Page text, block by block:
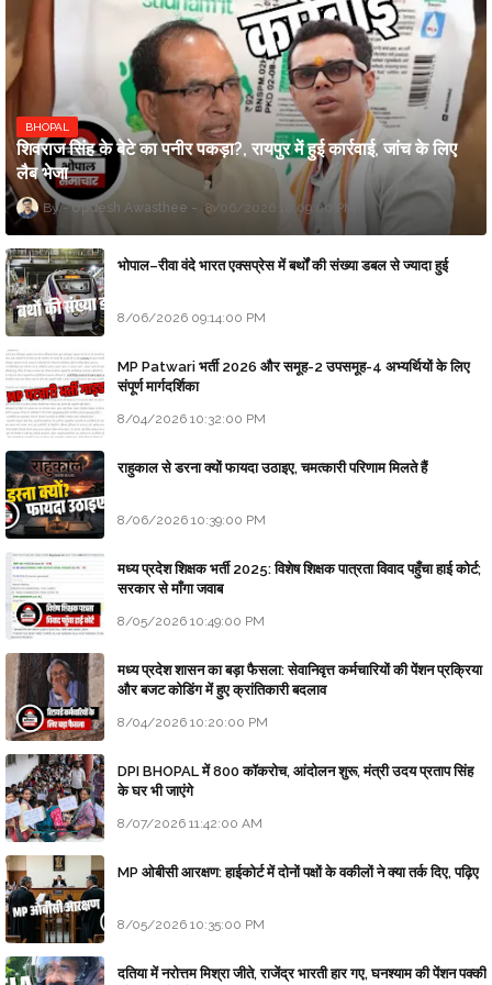
BHOPAL
शिवराज सिंह के बेटे का पनीर पकड़ा?, रायपुर में हुई कार्रवाई, जांच के लिए
लैब भेजा
Updesh Awasthee 8/06/2026 10:09:00 PM
भोपाल–रीवा वंदे भारत एक्सप्रेस में बर्थों की संख्या डबल से ज्यादा हुई
8/06/2026 09:14:00 PM
MP Patwari भर्ती 2026 और समूह-2 उपसमूह-4 अभ्यर्थियों के लिए
संपूर्ण मार्गदर्शिका
8/04/2026 10:32:00 PM
राहुकाल से डरना क्यों फायदा उठाइए, चमत्कारी परिणाम मिलते हैं
8/06/2026 10:39:00 PM
मध्य प्रदेश शिक्षक भर्ती 2025: विशेष शिक्षक पात्रता विवाद पहुँचा हाई कोर्ट;
सरकार से माँगा जवाब
8/05/2026 10:49:00 PM
मध्य प्रदेश शासन का बड़ा फैसला: सेवानिवृत्त कर्मचारियों की पेंशन प्रक्रिया
और बजट कोडिंग में हुए क्रांतिकारी बदलाव
8/04/2026 10:20:00 PM
DPI BHOPAL में 800 कॉकरोच, आंदोलन शुरू, मंत्री उदय प्रताप सिंह
के घर भी जाएंगे
8/07/2026 11:42:00 AM
MP ओबीसी आरक्षण: हाईकोर्ट में दोनों पक्षों के वकीलों ने क्या तर्क दिए, पढ़िए
8/05/2026 10:35:00 PM
दतिया में नरोत्तम मिश्रा जीते, राजेंद्र भारती हार गए, घनश्याम की पेंशन पक्की